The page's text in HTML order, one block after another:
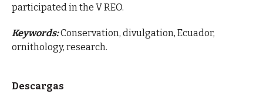
participated in the V REO.
Keywords:Conservation, divulgation, Ecuador,
ornithology, research.
Descargas